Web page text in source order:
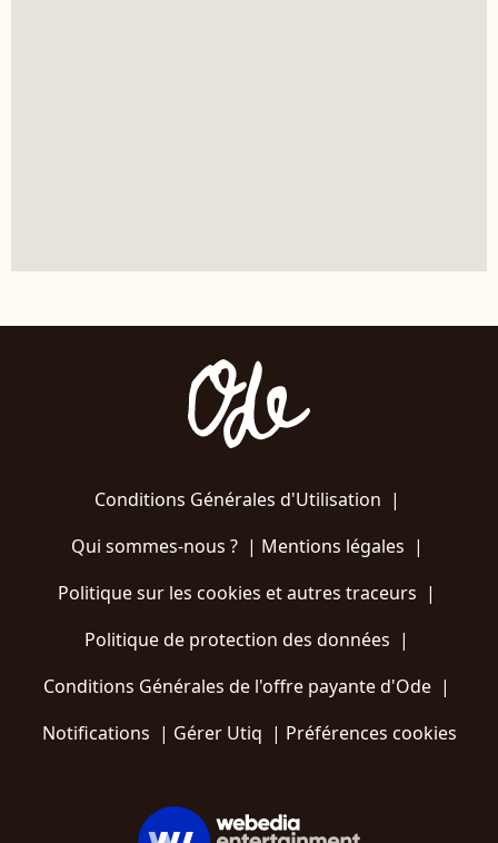
Conditions Générales d'Utilisation |
Qui sommes-nous ?| Mentions légales |
Politique sur les cookies et autres traceurs |
Politique de protection des données |
Conditions Générales de l'offre payante d'Ode |
Notifications | Gérer Utiq | Préférences cookies